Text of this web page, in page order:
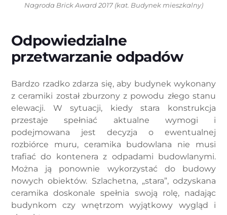
Nagroda Brick Award 2017 (kat. Budynek mieszkalny)
Odpowiedzialne
przetwarzanie odpadów
Bardzo rzadko zdarza się, aby budynek wykonany
z ceramiki został zburzony z powodu złego stanu
elewacji. W sytuacji, kiedy stara konstrukcja
przestaje spełniać aktualne wymogi i
podejmowana jest decyzja o ewentualnej
rozbiórce muru, ceramika budowlana nie musi
trafiać do kontenera z odpadami budowlanymi.
Można ją ponownie wykorzystać do budowy
nowych obiektów. Szlachetna, „stara”, odzyskana
ceramika doskonale spełnia swoją rolę, nadając
budynkom czy wnętrzom wyjątkowy wygląd i